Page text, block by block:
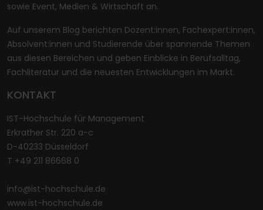
sowie Event, Medien & Wirtschaft an.
Auf unserem Blog berichten Dozent:innen, Fachexpert:innen,
Absolvent:innen und Studierende über spannende Themen
aus diesen Bereichen und geben Einblicke in Berufsalltag,
Fachliteratur und die neuesten Entwicklungen im Markt.
KONTAKT
IST-Hochschule für Management
Erkrather Str. 220 a-c
D-40233 Düsseldorf
T +49 211 86668 0
info@ist-hochschule.de
www.ist-hochschule.de